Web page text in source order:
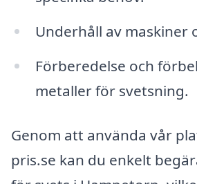
Underhåll av maskiner
Förberedelse och
metaller för svetsning.
Genom att använda vår
pris.se kan du enkelt